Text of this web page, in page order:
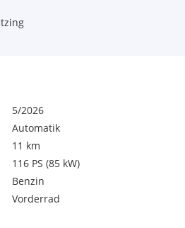
5/2026
Automatik
11 km
116 PS (85 kW)
Benzin
Vorderrad